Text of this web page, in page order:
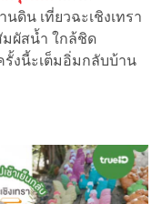
ดิน เที่ยวฉะเชิงเทรา
ผัสน้ำ ใกล้ชิด
รั้งนี้ะเต็มอิ่มกลับบ้าน